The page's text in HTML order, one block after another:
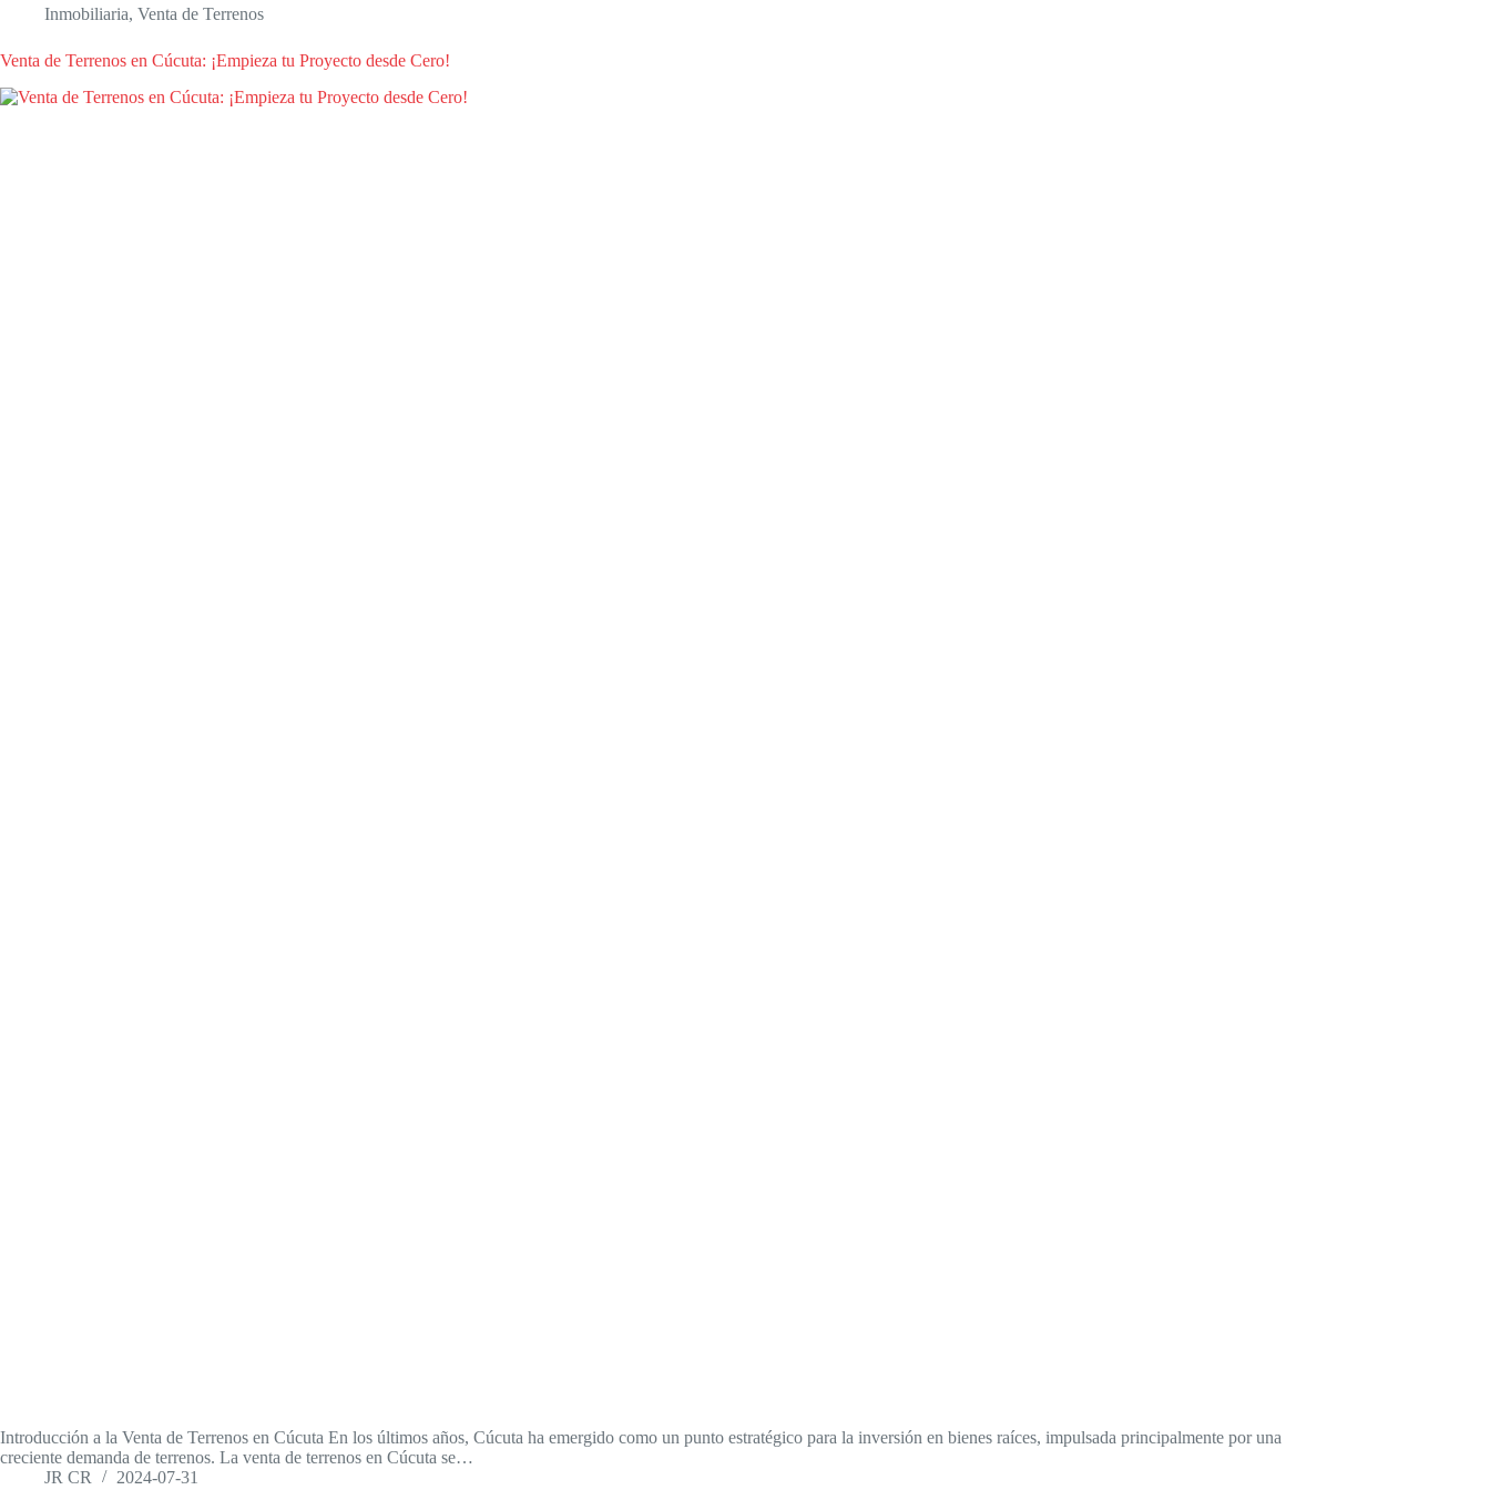
Inmobiliaria, Venta de Terrenos
Venta de Terrenos en Cúcuta: ¡Empieza tu Proyecto desde Cero!
Introducción a la Venta de Terrenos en Cúcuta En los últimos años, Cúcuta ha emergido como un punto estratégico para la inversión en bienes raíces, impulsada principalmente por una
creciente demanda de terrenos. La venta de terrenos en Cúcuta se…
JR CR
2024-07-31